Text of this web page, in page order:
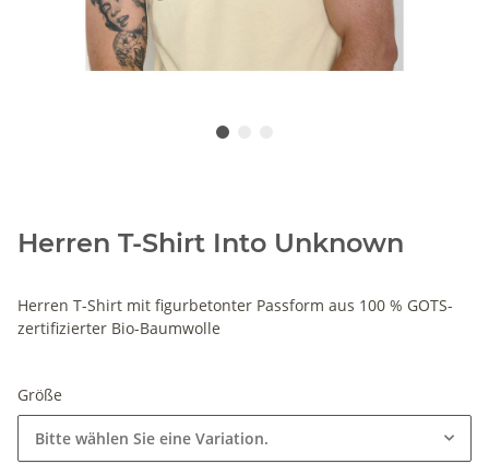
Herren T-Shirt Into Unknown
Herren T-Shirt mit figurbetonter Passform aus 100 % GOTS-
zertifizierter Bio-Baumwolle
Größe
Bitte wählen Sie eine Variation.